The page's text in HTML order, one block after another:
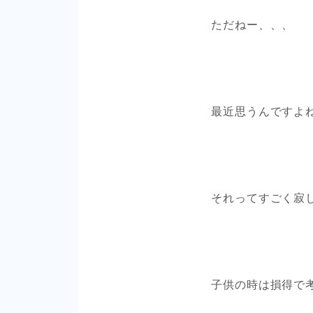
ただねー、、、
最近思うんですよ
それってすごく寂
子供の時は損得で